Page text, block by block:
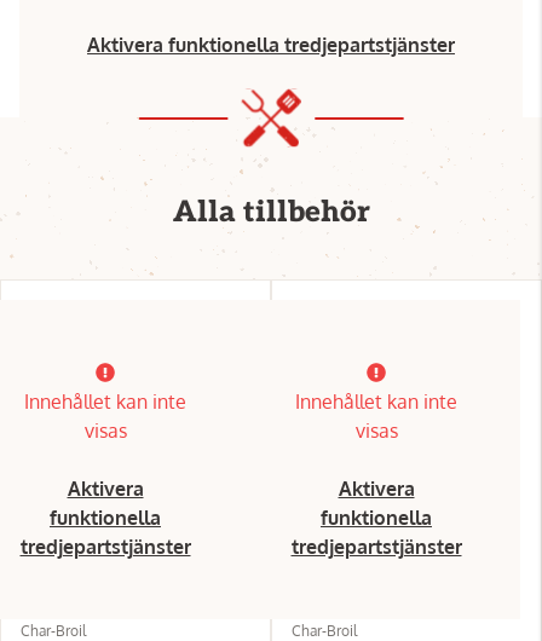
Aktivera funktionella tredjepartstjänster
Alla tillbehör
Innehållet kan inte
visas
Aktivera
funktionella
tredjepartstjänster
Char-Broil
Innehållet kan inte
visas
Aktivera
funktionella
tredjepartstjänster
Char-Broil